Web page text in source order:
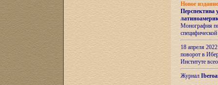
Новое
Перспектива
Монография
18 апреля
поворот в
Институте
Журнал